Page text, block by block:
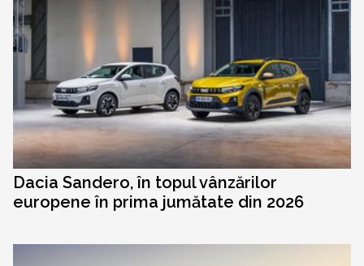
Dacia Sandero, în topul vânzărilor
europene în prima jumătate din 2026